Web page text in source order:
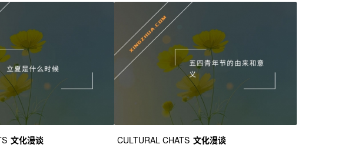
文化漫谈 CULTURAL CHATS 文化漫谈